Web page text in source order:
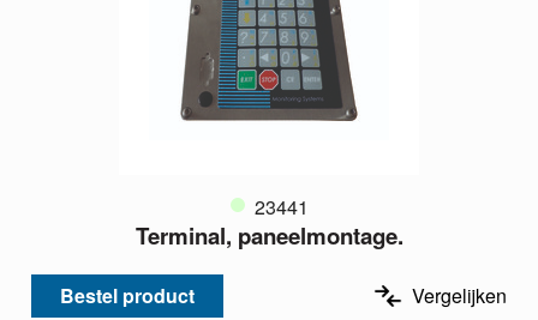
23441
Terminal, paneelmontage.
Bestel product Vergelijken